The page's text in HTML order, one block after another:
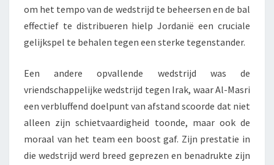
om het tempo van de wedstrijd te beheersen en de bal
effectief te distribueren hielp Jordanië een cruciale
gelijkspel te behalen tegen een sterke tegenstander.
Een andere opvallende wedstrijd was de
vriendschappelijke wedstrijd tegen Irak, waar Al-Masri
een verbluffend doelpunt van afstand scoorde dat niet
alleen zijn schietvaardigheid toonde, maar ook de
moraal van het team een boost gaf. Zijn prestatie in
die wedstrijd werd breed geprezen en benadrukte zijn